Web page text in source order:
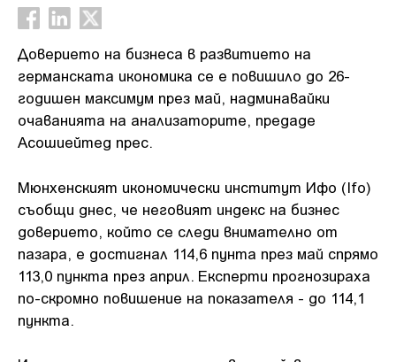
Доверието на бизнеса в развитието на
германската икономика се е повишило до 26-
годишен максимум през май, надминавайки
очаванията на анализаторите, предаде
Асошиейтед прес.
Мюнхенският икономически институт Ифо (Ifo)
съобщи днес, че неговият индекс на бизнес
доверието, който се следи внимателно от
пазара, е достигнал 114,6 пунта през май спрямо
113,0 пункта през април. Експерти прогнозираха
по-скромно повишение на показателя - до 114,1
пункта.